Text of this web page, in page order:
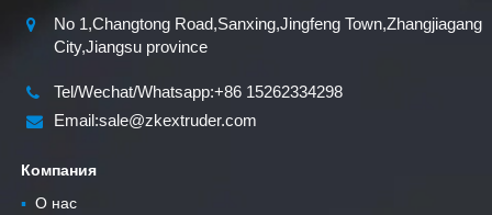
No 1,Changtong Road,Sanxing,Jingfeng Town,Zhangjiagang
City,Jiangsu province
Tel/Wechat/Whatsapp:+86 15262334298
Email:sale@zkextruder.com
Компания
▪О нас